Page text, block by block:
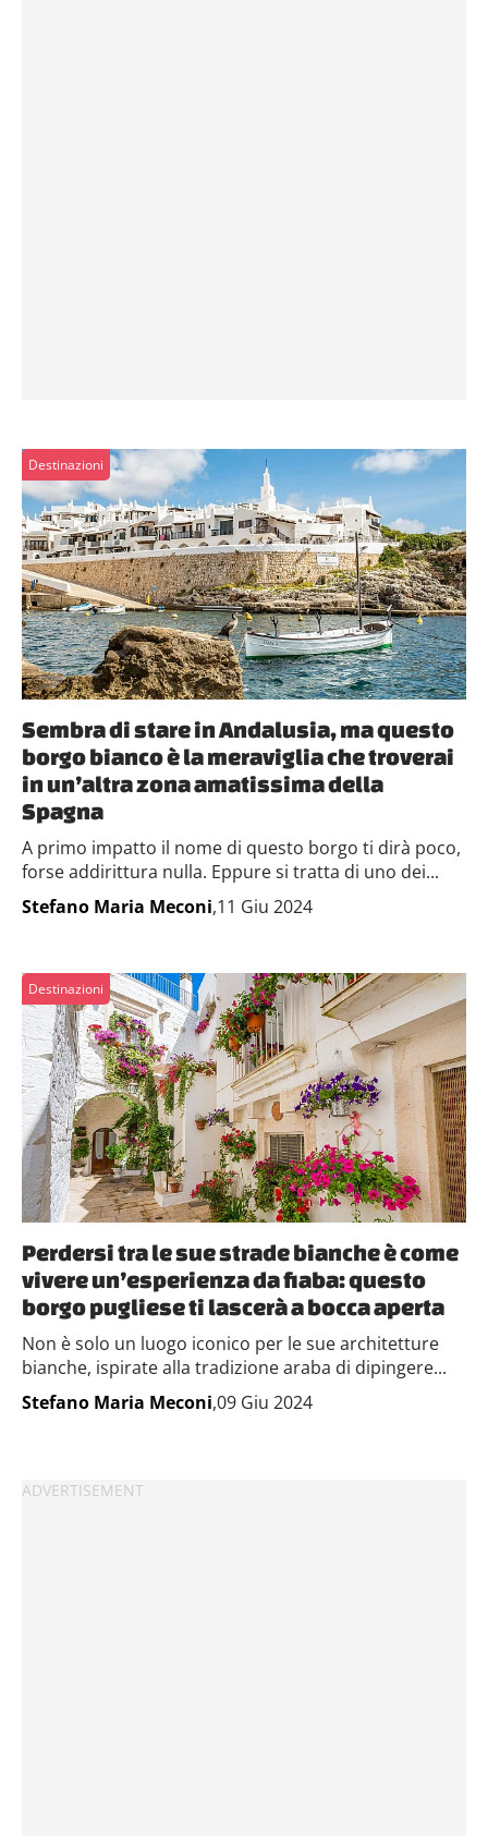
Destinazioni
Sembra di stare in Andalusia, ma questo
borgo bianco è la meraviglia che troverai
in un’altra zona amatissima della
Spagna
A primo impatto il nome di questo borgo ti dirà poco,
forse addirittura nulla. Eppure si tratta di uno dei...
Stefano Maria Meconi,11 Giu 2024
Destinazioni
Perdersi tra le sue strade bianche è come
vivere un’esperienza da fiaba: questo
borgo pugliese ti lascerà a bocca aperta
Non è solo un luogo iconico per le sue architetture
bianche, ispirate alla tradizione araba di dipingere...
Stefano Maria Meconi,09 Giu 2024